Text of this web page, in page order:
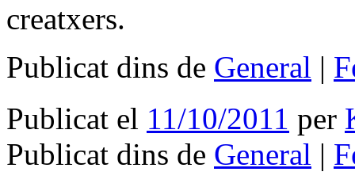
creatxers.
Publicat dins de General |
Publicat el 11/10/2011 per
Publicat dins de General |